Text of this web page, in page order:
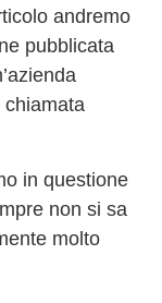
andremo
pubblicata
chiamata
in questione
non si sa
molto